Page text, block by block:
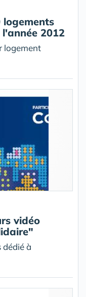
logements
2012
logement
vidéo
dédié à